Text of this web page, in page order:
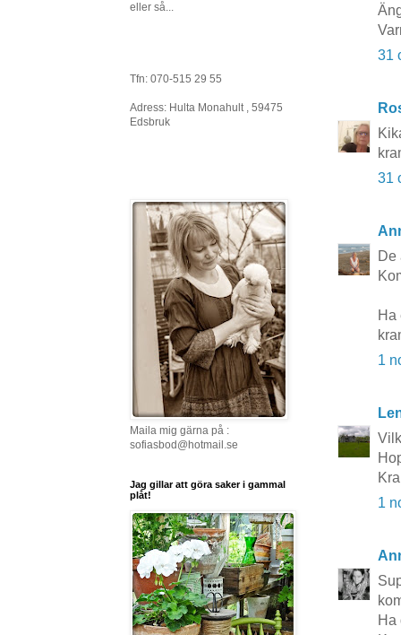
31
31
De
Ha
1
1
Ha
eller så...
Tfn: 070-515 29 55
Adress: Hulta Monahult , 59475
Edsbruk
Maila mig gärna på :
sofiasbod@hotmail.se
Jag gillar att göra saker i gammal
plåt!